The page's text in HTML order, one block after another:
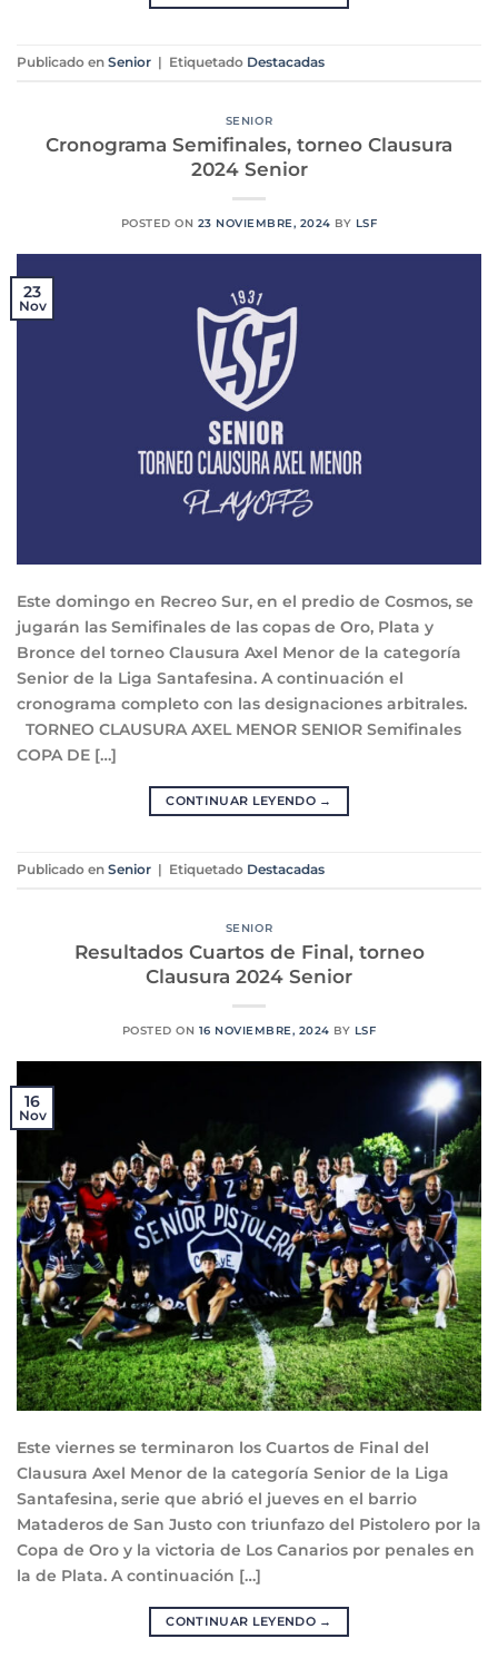
Publicado en Senior | Etiquetado Destacadas
SENIOR
Cronograma Semifinales, torneo Clausura
2024 Senior
POSTED ON 23 NOVIEMBRE, 2024 BY LSF
23
Nov
Este domingo en Recreo Sur, en el predio de Cosmos, se
jugarán las Semifinales de las copas de Oro, Plata y
Bronce del torneo Clausura Axel Menor de la categoría
Senior de la Liga Santafesina. A continuación el
cronograma completo con las designaciones arbitrales.
TORNEO CLAUSURA AXEL MENOR SENIOR Semifinales
COPA DE […]
CONTINUAR LEYENDO →
Publicado en Senior Etiquetado Destacadas
SENIOR
Resultados Cuartos de Final, torneo
Clausura 2024 Senior
POSTED ON 16 NOVIEMBRE, 2024 BY LSF
16
Nov
Este viernes se terminaron los Cuartos de Final del
Clausura Axel Menor de la categoría Senior de la Liga
Santafesina, serie que abrió el jueves en el barrio
Mataderos de San Justo con triunfazo del Pistolero por la
Copa de Oro y la victoria de Los Canarios por penales en
la de Plata. A continuación […]
CONTINUAR LEYENDO →